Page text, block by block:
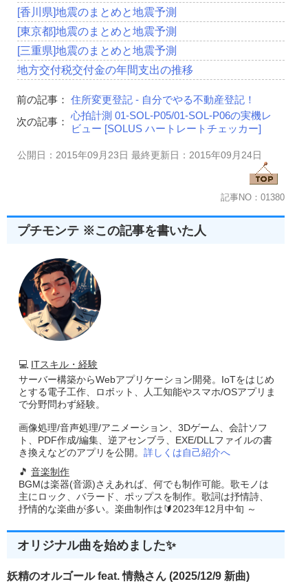
[香川県]地震のまとめと地震予測
[東京都]地震のまとめと地震予測
[三重県]地震のまとめと地震予測
地方交付税交付金の年間支出の推移
前の記事： 住所変更登記 - 自分でやる不動産登記！
次の記事：
心拍計測 01-SOL-P05/01-SOL-P06の実機レ
ビュー [SOLUS ハートレートチェッカー]
公開日：2015年09月23日 最終更新日：2015年09月24日
記事NO：01380
プチモンテ ※この記事を書いた人
💻 ITスキル・経験
サーバー構築からWebアプリケーション開発。IoTをはじめ
とする電子工作、ロボット、人工知能やスマホ/OSアプリま
で分野問わず経験。
画像処理/音声処理/アニメーション、3Dゲーム、会計ソフ
ト、PDF作成/編集、逆アセンブラ、EXE/DLLファイルの書
き換えなどのアプリを公開。 詳しくは自己紹介へ
🎵 音楽制作
BGMは楽器(音源)さえあれば、何でも制作可能。歌モノは
主にロック、バラード、ポップスを制作。歌詞は抒情詩、
抒情的な楽曲が多い。楽曲制作は🔰2023年12月中旬 ～
オリジナル曲を始めました✨
妖精のオルゴール feat. 情熱さん (2025/12/9 新曲)